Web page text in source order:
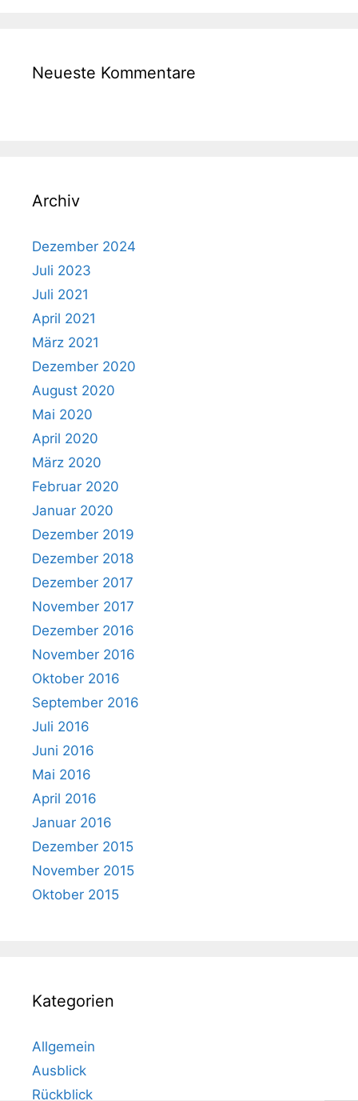
Neueste Kommentare
Archiv
Dezember 2024
Juli 2023
Juli 2021
April 2021
März 2021
Dezember 2020
August 2020
Mai 2020
April 2020
März 2020
Februar 2020
Januar 2020
Dezember 2019
Dezember 2018
Dezember 2017
November 2017
Dezember 2016
November 2016
Oktober 2016
September 2016
Juli 2016
Juni 2016
Mai 2016
April 2016
Januar 2016
Dezember 2015
November 2015
Oktober 2015
Kategorien
Allgemein
Ausblick
Rückblick